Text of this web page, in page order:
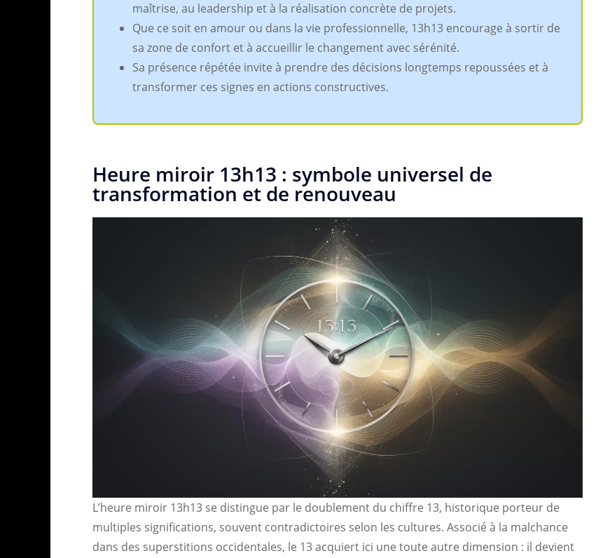
maîtrise, au leadership et à la réalisation concrète de projets.
Que ce soit en amour ou dans la vie professionnelle, 13h13 encourage à sortir de
sa zone de confort et à accueillir le changement avec sérénité.
Sa présence répétée invite à prendre des décisions longtemps repoussées et à
transformer ces signes en actions constructives.
Heure miroir 13h13 : symbole universel de
transformation et de renouveau
L’heure miroir 13h13 se distingue par le doublement du chiffre 13, historique porteur de
multiples significations, souvent contradictoires selon les cultures. Associé à la malchance
dans des superstitions occidentales, le 13 acquiert ici une toute autre dimension : il devient